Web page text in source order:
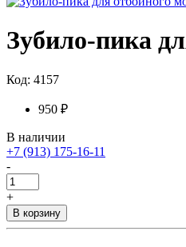
Зубило-пика
Код: 4157
950 ₽
В наличии
+7 (913) 175-16-11
-
+
В корзину